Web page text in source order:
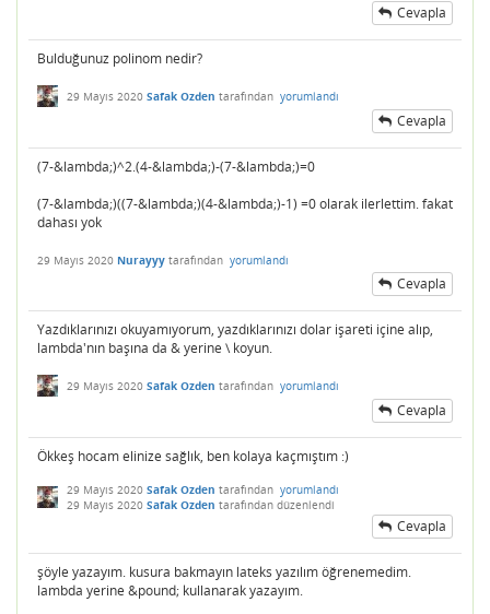
Cevapla
Bulduğunuz polinom nedir?
29 Mayıs 2020 Safak Ozden tarafından yorumlandı
Cevapla
(7-&lambda;)^2.(4-&lambda;)-(7-&lambda;)=0
(7-&lambda;)((7-&lambda;)(4-&lambda;)-1) =0 olarak ilerlettim. fakat
dahası yok
29 Mayıs 2020 Nurayyy tarafından yorumlandı
Cevapla
Yazdıklarınızı okuyamıyorum, yazdıklarınızı dolar işareti içine alıp,
lambda'nın başına da & yerine \ koyun.
29 Mayıs 2020 Safak Ozden tarafından yorumlandı
Cevapla
Ökkeş hocam elinize sağlık, ben kolaya kaçmıştım :)
29 Mayıs 2020 Safak Ozden tarafından yorumlandı
29 Mayıs 2020 Safak Ozden tarafından düzenlendi
Cevapla
şöyle yazayım. kusura bakmayın lateks yazılım öğrenemedim.
lambda yerine &pound; kullanarak yazayım.